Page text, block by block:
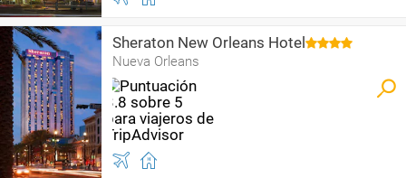
Sheraton New Orleans Hotel
Nueva Orleans